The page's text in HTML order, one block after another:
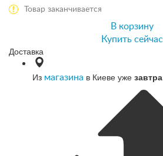
Товар заканчивается
В корзину
Купить сейчас
Доставка
Из магазина в Киеве уже завтра